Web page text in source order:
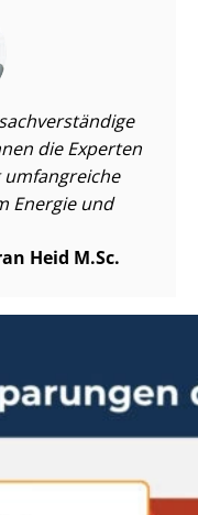
die Experten
Energie und
Heid M.Sc.